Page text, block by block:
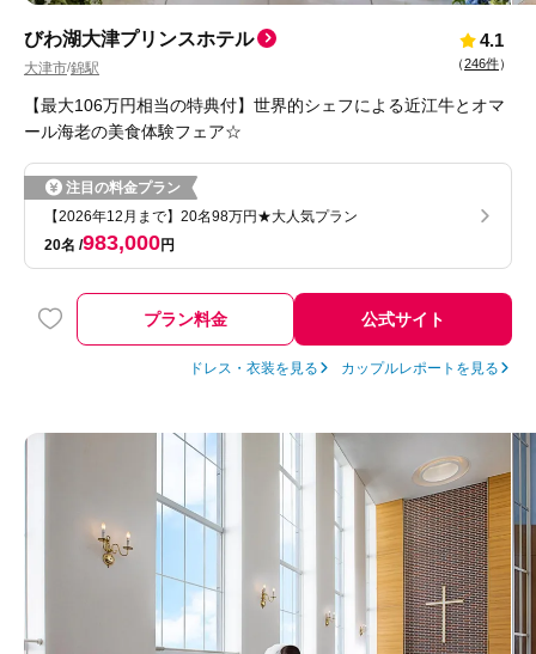
びわ湖大津プリンスホテル
大津市/錦駅
4.1
（246件）
【最大106万円相当の特典付】世界的シェフによる近江牛とオマ
ール海老の美食体験フェア☆
注目の料金プラン
【2026年12月まで】20名98万円★大人気プラン
20名 983,000円
プラン料金 公式サイト
ドレス・衣装を見る カップルレポートを見る